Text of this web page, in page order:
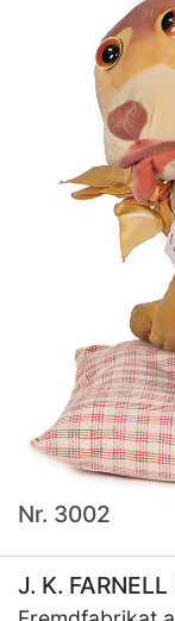
Nr. 3002
J. K. FARNELL